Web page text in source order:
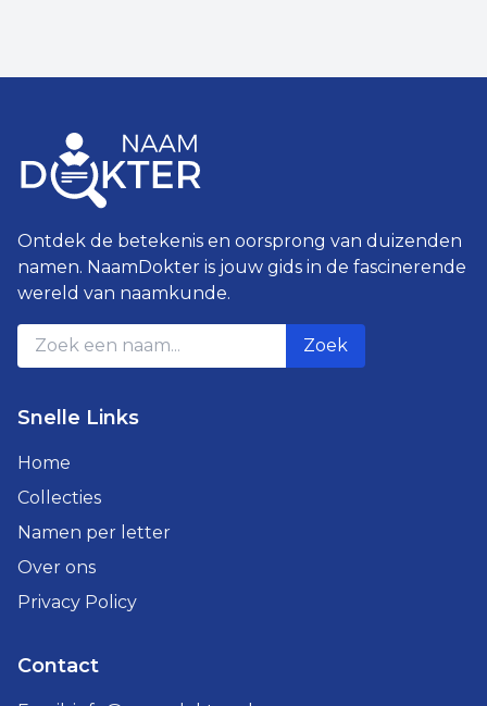
Ontdek de betekenis en oorsprong van duizenden
namen. NaamDokter is jouw gids in de fascinerende
wereld van naamkunde.
Zoek
Snelle Links
Home
Collecties
Namen per letter
Over ons
Privacy Policy
Contact